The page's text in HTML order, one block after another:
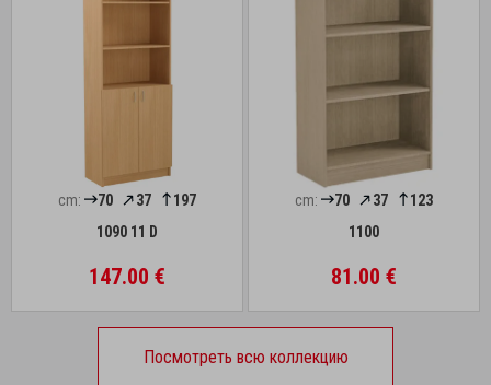
cm: 70 37
197
1090 11 D
147.00 €
cm: 70 37
123
1100
81.00 €
Посмотреть всю коллекцию